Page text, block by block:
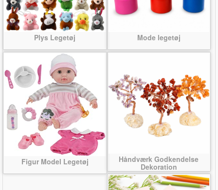
Plys Legetøj Mode legetøj
Figur Model Legetøj
Håndværk Godkendelse
Dekoration